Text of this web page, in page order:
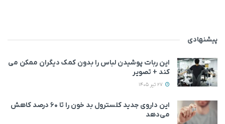
پیشنهادی
این ربات پوشیدن لباس را بدون کمک دیگران ممکن می‌
کند + تصویر
این داروی جدید کلسترول بد خون را تا ۶۰ درصد کاهش
می‌دهد